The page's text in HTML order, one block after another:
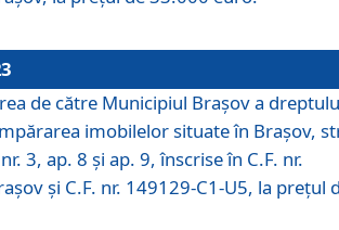
de către Municipiul Brașov a
imobilelor situate în Brașov,
3, ap. 8 și ap. 9, înscrise în C.F. nr.
și C.F. nr. 149129-C1-U5, la prețul